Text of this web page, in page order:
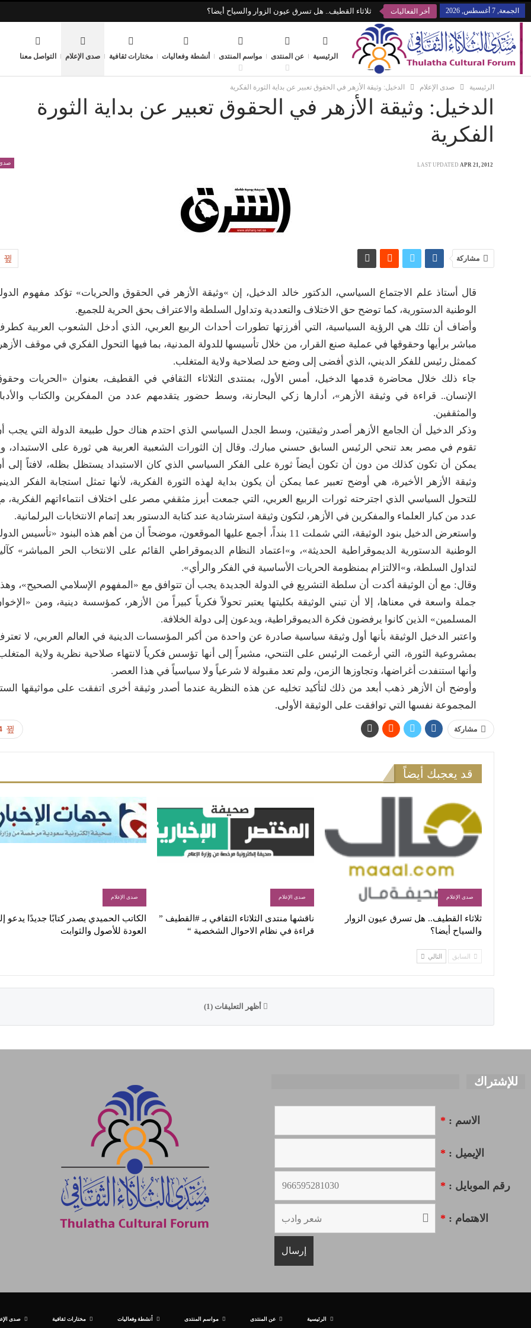
الجمعة, 7 أغسطس, 2026 أخر الفعاليات ثلاثاء القطيف.. هل تسرق عيون الزوار والسياح أيضا؟
الرئيسية عن المنتدى مواسم المنتدى أنشطة وفعاليات مختارات ثقافية صدى الإعلام التواصل معنا
الرئيسية صدى الإعلام الدخيل: وثيقة الأزهر في الحقوق تعبير عن بداية الثورة الفكرية
الدخيل: وثيقة الأزهر في الحقوق تعبير عن بداية الثورة
الفكرية
صدى LAST UPDATED APR 21, 2012
مشاركة
قال أستاذ علم الاجتماع السياسي، الدكتور خالد الدخيل، إن »وثيقة الأزهر في الحقوق والحريات» تؤكد مفهوم
الوطنية الدستورية، كما توضح حق الاختلاف والتعددية وتداول السلطة والاعتراف بحق الحرية للجميع.
وأضاف أن تلك هي الرؤية السياسية، التي أفرزتها تطورات أحداث الربيع العربي، الذي أدخل الشعوب العربية
مباشر برأيها وحقوقها في عملية صنع القرار، من خلال تأسيسها للدولة المدنية، بما فيها التحول الفكري في موقف
كممثل رئيس للفكر الديني، الذي أفضى إلى وضع حد لصلاحية ولاية المتغلب.
جاء ذلك خلال محاضرة قدمها الدخيل، أمس الأول، بمنتدى الثلاثاء الثقافي في القطيف، بعنوان «الحريات
الإنسان.. قراءة في وثيقة الأزهر»، أدارها زكي البحارنة، وسط حضور يتقدمهم عدد من المفكرين والكتاب
والمثقفين.
وذكر الدخيل أن الجامع الأزهر أصدر وثيقتين، وسط الجدل السياسي الذي احتدم هناك حول طبيعة الدولة التي يجب
تقوم في مصر بعد تنحي الرئيس السابق حسني مبارك. وقال إن الثورات الشعبية العربية هي ثورة على الاستبداد،
يمكن أن تكون كذلك من دون أن تكون أيضاً ثورة على الفكر السياسي الذي كان الاستبداد يستظل بظله، لافتاً إلى
وثيقة الأزهر الأخيرة، هي أوضح تعبير عما يمكن أن يكون بداية لهذه الثورة الفكرية، لأنها تمثل استجابة الفكر
للتحول السياسي الذي اجترحته ثورات الربيع العربي، التي جمعت أبرز مثقفي مصر على اختلاف انتماءاتهم الفكرية،
عدد من كبار العلماء والمفكرين في الأزهر، لتكون وثيقة استرشادية عند كتابة الدستور بعد إتمام الانتخابات البرلمانية.
واستعرض الدخيل بنود الوثيقة، التي شملت 11 بنداً، أجمع عليها الموقعون، موضحاً أن من أهم هذه البنود «تأسيس
الوطنية الدستورية الديموقراطية الحديثة»، و»اعتماد النظام الديموقراطي القائم على الانتخاب الحر المباشر»
لتداول السلطة، و»الالتزام بمنظومة الحريات الأساسية في الفكر والرأي».
وقال: مع أن الوثيقة أكدت أن سلطة التشريع في الدولة الجديدة يجب أن تتوافق مع «المفهوم الإسلامي الصحيح»،
جملة واسعة في معناها، إلا أن تبني الوثيقة بكليتها يعتبر تحولاً فكرياً كبيراً من الأزهر، كمؤسسة دينية، ومن
المسلمين» الذين كانوا يرفضون فكرة الديموقراطية، ويدعون إلى دولة الخلافة.
واعتبر الدخيل الوثيقة بأنها أول وثيقة سياسية صادرة عن واحدة من أكبر المؤسسات الدينية في العالم العربي، لا
بمشروعية الثورة، التي أرغمت الرئيس على التنحي، مشيراً إلى أنها تؤسس فكرياً لانتهاء صلاحية نظرية ولاية
وأنها استنفدت أغراضها، وتجاوزها الزمن، ولم تعد مقبولة لا شرعياً ولا سياسياً في هذا العصر.
وأوضح أن الأزهر ذهب أبعد من ذلك لتأكيد تخليه عن هذه النظرية عندما أصدر وثيقة أخرى اتفقت على مواثيقها
المجموعة نفسها التي توافقت على الوثيقة الأولى.
مشاركة
قد يعجبك أيضاً
صدى الإعلام
ثلاثاء القطيف.. هل تسرق عيون الزوار
والسياح أيضا؟
صدى الإعلام
ناقشها منتدى الثلاثاء الثقافي بـ #القطيف ”
قراءة في نظام الاحوال الشخصية “
صدى الإعلام
الكاتب الحميدي يصدر كتابًا جديدًا يدعو
العودة للأصول والثوابت
السابق التالي
أظهر التعليقات (1)
للإشتراك
الاسم : *
الإيميل : *
رقم الموبايل : *
الاهتمام : *
الرئيسية عن المنتدى مواسم المنتدى أنشطة وفعاليات مختارات ثقافية صدى